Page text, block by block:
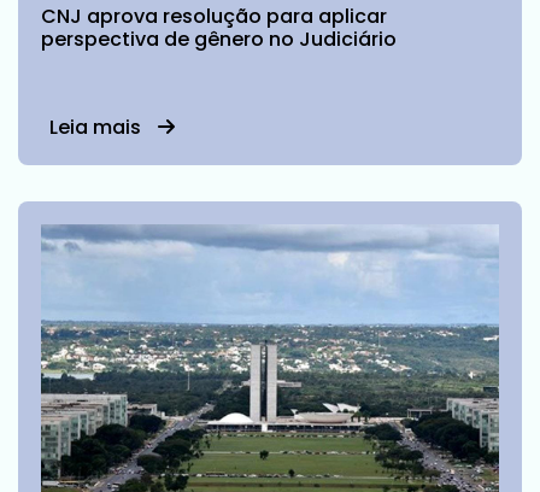
CNJ aprova resolução para aplicar
perspectiva de gênero no Judiciário
Leia mais